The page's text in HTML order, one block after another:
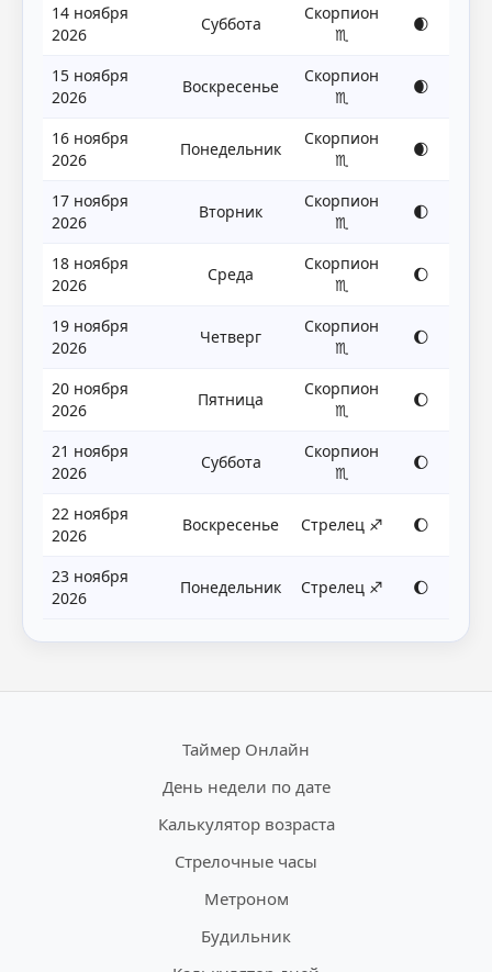
14 ноября
2026
Суббота
Скорпион
♏
🌒
15 ноября
2026
Воскресенье
Скорпион
♏
🌒
16 ноября
2026
Понедельник
Скорпион
♏
🌒
17 ноября
2026
Вторник
Скорпион
♏
🌓
18 ноября
2026
Среда
Скорпион
♏
🌔
19 ноября
2026
Четверг
Скорпион
♏
🌔
20 ноября
2026
Пятница
Скорпион
♏
🌔
21 ноября
2026
Суббота
Скорпион
♏
🌔
22 ноября
2026
Воскресенье Стрелец ♐ 🌔
23 ноября
2026
Понедельник Стрелец ♐ 🌔
Таймер Онлайн
День недели по дате
Калькулятор возраста
Стрелочные часы
Метроном
Будильник